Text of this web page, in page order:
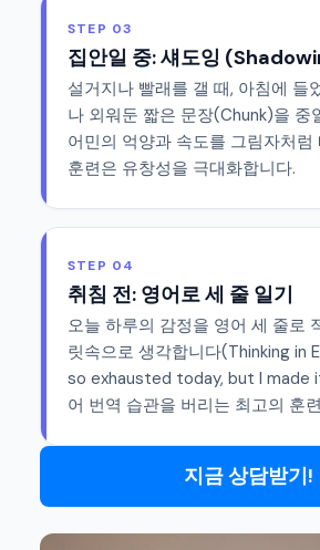
STEP 03
집안일 중: 섀도잉
설거지나 빨래를 갤 때, 아침에 들
나 외워둔 짧은 문장(Chunk)을 중
어민의 억양과 속도를 그림자처럼
훈련은 유창성을 극대화합니다.
STEP 04
취침 전: 영어로 세 줄 일기
오늘 하루의 감정을 영어 세 줄로
릿속으로 생각합니다(Thinking in
so exhausted today, but I made
어 번역 습관을 버리는 최고의 훈
지금 상담받기!